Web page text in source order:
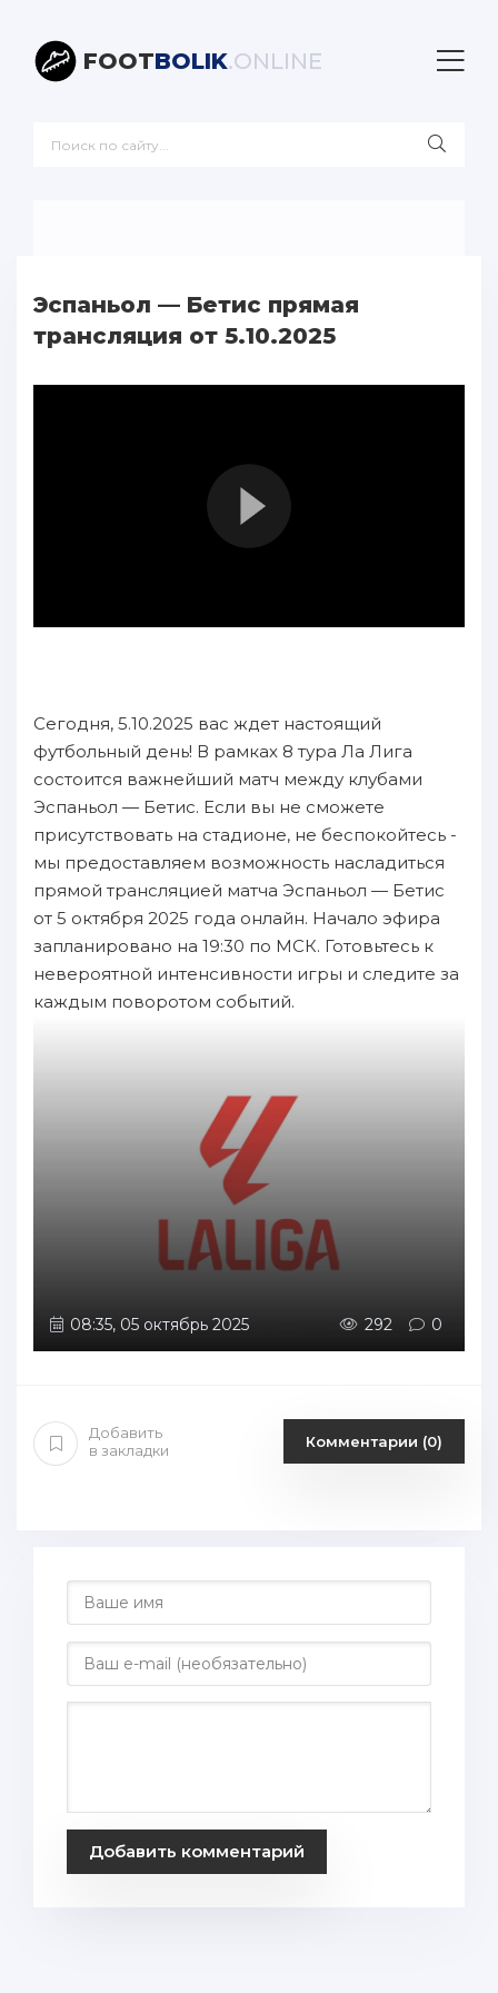
FOOTBOLIK.ONLINE
Эспаньол — Бетис прямая
трансляция от 5.10.2025
Сегодня, 5.10.2025 вас ждет настоящий
футбольный день! В рамках 8 тура Ла Лига
состоится важнейший матч между клубами
Эспаньол — Бетис. Если вы не сможете
присутствовать на стадионе, не беспокойтесь -
мы предоставляем возможность насладиться
прямой трансляцией матча Эспаньол — Бетис
от 5 октября 2025 года онлайн. Начало эфира
запланировано на 19:30 по МСК. Готовьтесь к
невероятной интенсивности игры и следите за
каждым поворотом событий.
08:35, 05 октябрь 2025 292 0
Добавить
в закладки
Комментарии (0)
Добавить комментарий